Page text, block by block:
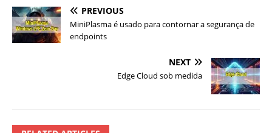
PREVIOUS
MiniPlasma é usado para contornar a segurança de
endpoints
NEXT
Edge Cloud sob medida